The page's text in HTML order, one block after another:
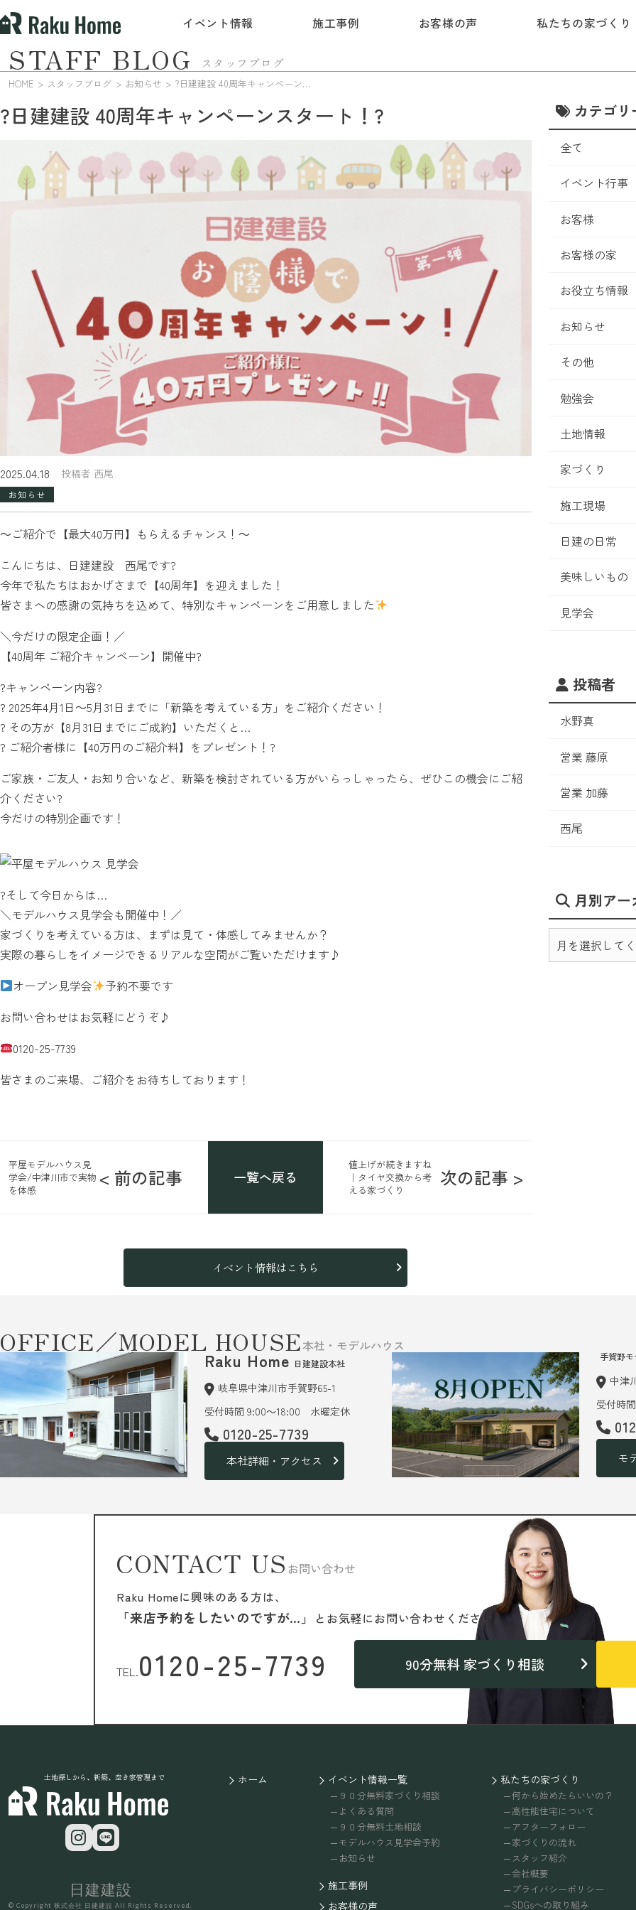
イベント情報 施工事例 お客様の声 私たちの家づくり
スタッフブログ
STAFF BLOG
HOME スタッフブログ お知らせ ?日建建設 40周年キャンペーンスタート！?
?日建建設 40周年キャンペーンスタート！?
2025.04.18 投稿者 西尾
お知らせ
～ご紹介で【最大40万円】もらえるチャンス！～
こんにちは、日建建設 西尾です?
今年で私たちはおかげさまで【40周年】を迎えました！
皆さまへの感謝の気持ちを込めて、特別なキャンペーンをご用意しました
＼今だけの限定企画！／
【40周年 ご紹介キャンペーン】開催中?
?キャンペーン内容?
? 2025年4月1日～5月31日までに「新築を考えている方」をご紹介ください！
? その方が【8月31日までにご成約】いただくと…
? ご紹介者様に【40万円のご紹介料】をプレゼント！?
ご家族・ご友人・お知り合いなど、新築を検討されている方がいらっしゃったら、ぜひこの機会にご紹
介ください?
今だけの特別企画です！
?そして今日からは…
＼モデルハウス見学会も開催中！／
家づくりを考えている方は、まずは見て・体感してみませんか？
実際の暮らしをイメージできるリアルな空間がご覧いただけます♪
オープン見学会
予約不要です
お問い合わせはお気軽にどうぞ♪
0120-25-7739
皆さまのご来場、ご紹介をお待ちしております！
< 前の記事
平屋モデルハウス見
学会/中津川市で実物
を体感
一覧へ戻る
値上げが続きますね
｜タイヤ交換から考
える家づくり
次の記事 >
イベント情報はこちら
カテゴリ
全て
イベント行事
お客様
お客様の家
お役立ち情報
お知らせ
その他
勉強会
土地情報
家づくり
施工現場
日建の日常
美味しいもの
見学会
投稿者
水野真
営業 藤原
営業 加藤
西尾
月別アー
OFFICE／MODEL HOUSE本社・モデルハウス
Raku Home 日建建設本社
岐阜県中津川市手賀野65-1
受付時間 9:00～18:00 水曜定休
0120-25-7739
本社詳細・アクセス
手賀野
中津
受付時
モ
CONTACT US お問い合わせ
Raku Homeに興味のある方は、
「来店予約をしたいのですが…」 と お気軽にお問い合わせください。
TEL.0120-25-7739 90分無料 家づくり相談
土地探しから、新築、空き家管理まで ホーム イベント情報一覧
９０分無料家づくり相談
よくある質問
９０分無料土地相談
モデルハウス見学会予約
お知らせ
施工事例
お客様の声
私たちの家づくり
何から始めたらいいの？
高性能住宅について
アフターフォロー
家づくりの流れ
スタッフ紹介
会社概要
プライバシーポリシー
SDGsへの取り組み
日建建設
© Copyright 株式会社 日建建設 All Rights Reserved.